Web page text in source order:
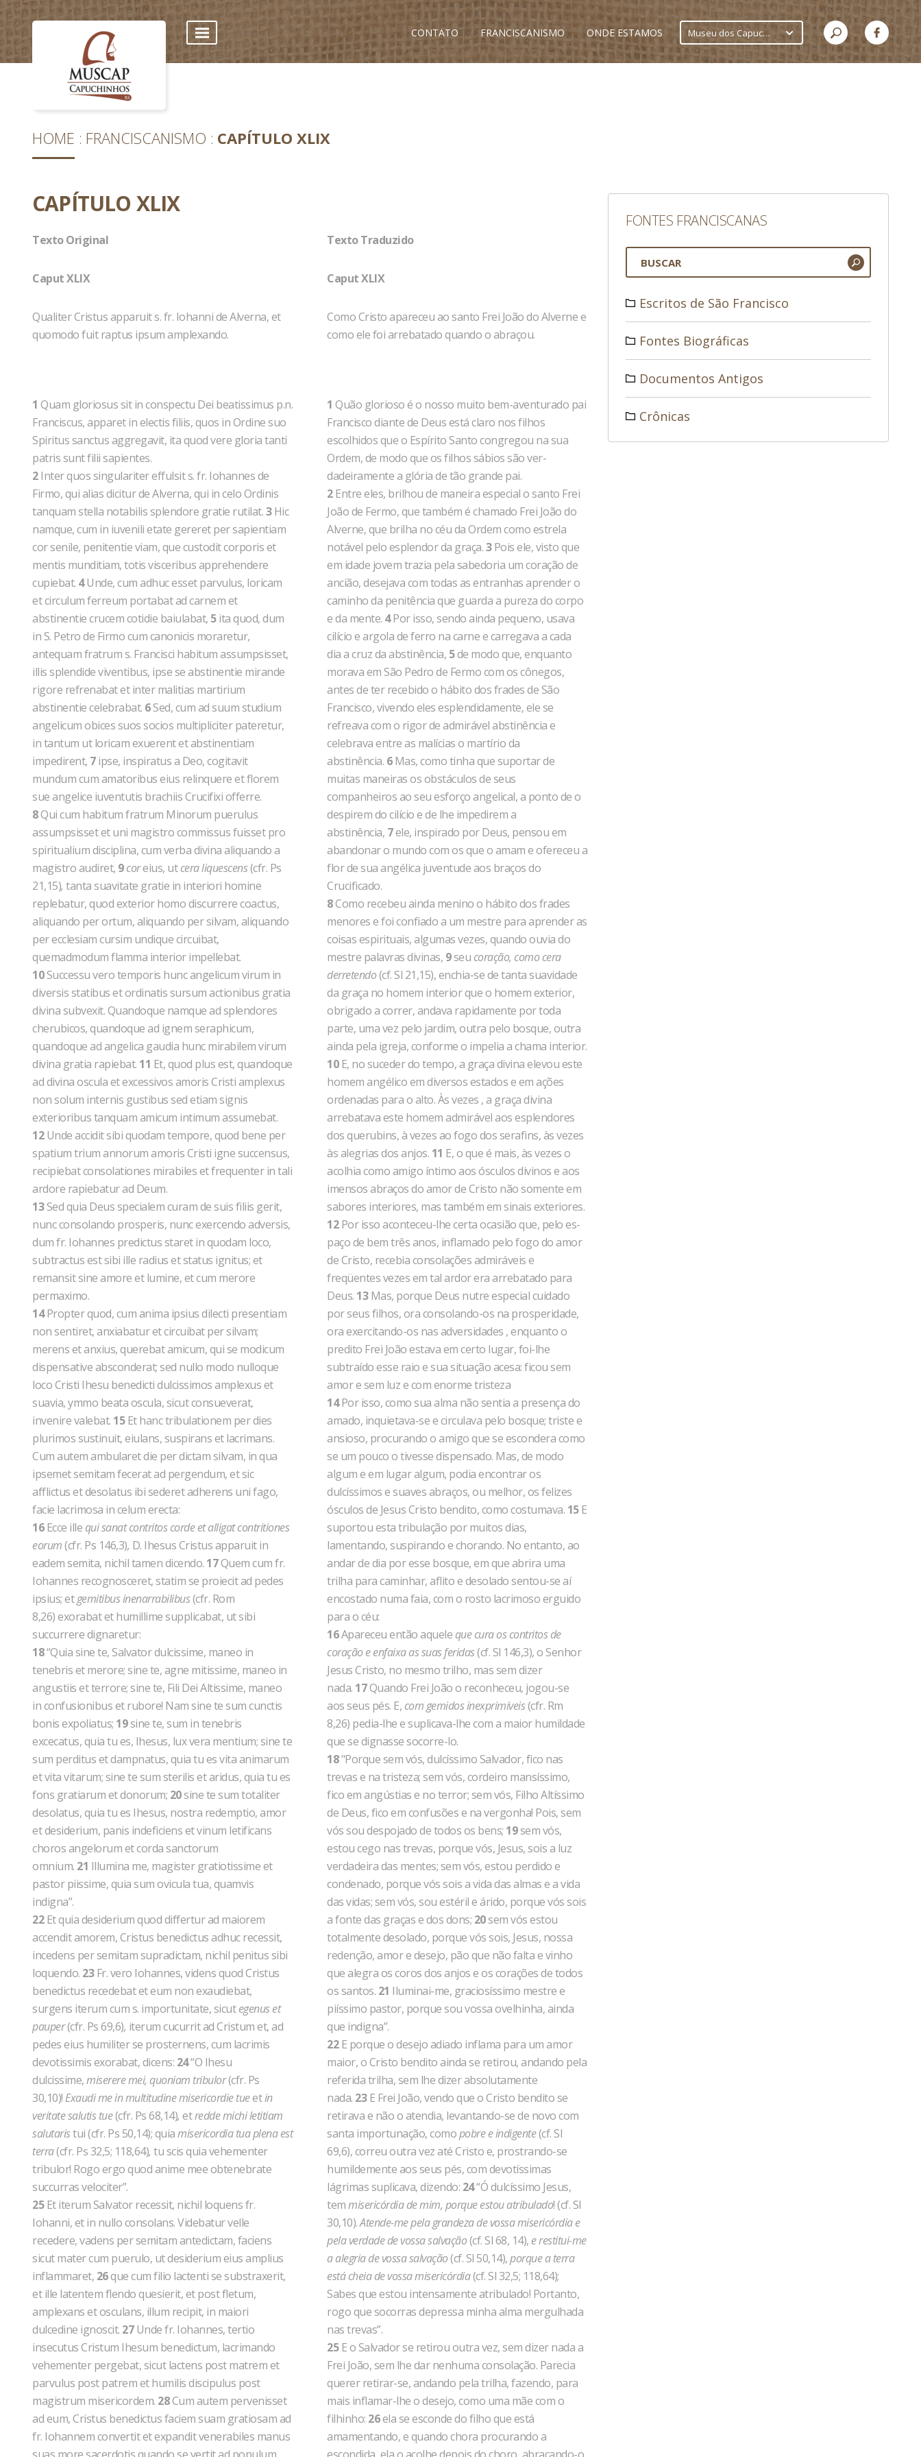
CONTATO FRANCISCANISMO ONDE ESTAMOS Museu dos Capuchinhos
HOME FRANCISCANISMO CAPÍTULO XLIX
CAPÍTULO XLIX
Texto Original
Caput XLIX
Qualiter Cristus apparuit s. fr. Iohanni de Alver­na, et
quomodo fuit raptus ipsum amplexando.
1 Quam gloriosus sit in conspectu Dei beatissimus p.n.
Franciscus, apparet in electis filiis, quos in Ordine suo
Spiritus sanctus aggregavit, ita quod vere gloria tanti
patris sunt filii sapientes.
2Inter quos singulariter effulsit s. fr. Iohannes de
Firmo, qui alias dicitur de Alverna, qui in celo Ordinis
tanquam stella notabilis splendore gratie rutilat.3Hic
namque, cum in iuvenili etate gereret per sapientiam
cor senile, penitentie viam, que custodit corporis et
mentis munditiam, totis visceribus apprehendere
cupiebat. 4Unde, cum adhuc esset parvulus, loricam
et circulum ferreum portabat ad carnem et
abstinentie crucem cotidie baiulabat, 5ita quod, dum
in S. Petro de Firmo cum canonicis moraretur,
antequam fratrum s. Francisci habitum assumpsisset,
illis splendide viventibus, ipse se abstinentie mirande
rigore refrenabat et inter malitias martirium
abstinentie celebrabat. 6Sed, cum ad suum studium
angelicum obices suos socios multipliciter pateretur,
in tantum ut loricam exuerent et abstinentiam
impedirent, 7ipse, inspiratus a Deo, cogitavit
mundum cum amatoribus eius relinquere et florem
sue angelice iuventutis brachiis Crucifixi offerre.
8Qui cum habitum fratrum Minorum puerulus
assumpsisset et uni magistro commissus fuisset pro
spiritualium disciplina, cum verba divina aliquando a
magistro audiret, 9 coreius, utcera liquescens(cfr. Ps
21,15), tanta suavitate gratie in interiori homine
replebatur, quod exterior homo discurrere coactus,
aliquando per ortum, aliquando per silvam, aliquando
per ecclesiam cursim undique circuibat,
quemadmodum flamma interior impellebat.
10Successu vero temporis hunc angelicum virum in
diversis statibus et ordinatis sursum actionibus gratia
divina subvexit. Quandoque namque ad splendores
cherubicos, quandoque ad ignem seraphicum,
quandoque ad angelica gaudia hunc mirabilem virum
divina gratia rapiebat. 11 Et, quod plus est, quandoque
ad divina oscula et excessivos amoris Cristi amplexus
non solum internis gustibus sed etiam signis
exterioribus tanquam amicum intimum assumebat.
12Unde accidit sibi quodam tempore, quod bene per
spatium trium annorum amoris Cristi igne succensus,
recipiebat consolationes mirabiles et frequenter in tali
ardore rapiebatur ad Deum.
13Sed quia Deus specialem curam de suis filiis gerit,
nunc consolando prosperis, nunc exercendo adversis,
dum fr. Iohannes predictus staret in quodam loco,
subtractus est sibi ille radius et status ignitus; et
remansit sine amore et lumine, et cum merore
permaximo.
14Propter quod, cum anima ipsius dilecti presentiam
non sentiret, anxiabatur et circuibat per silvam;
merens et anxius, querebat amicum, qui se modicum
dispensative absconderat; sed nullo modo nulloque
loco Cristi Ihesu benedicti dulcissimos amplexus et
suavia, ymmo beata oscula, sicut consueverat,
invenire valebat. 15Et hanc tribulationem per dies
plurimos sustinuit, eiulans, suspirans et lacrimans.
Cum autem ambularet die per dictam silvam, in qua
ipsemet semitam fecerat ad pergendum, et sic
afflictus et desolatus ibi sederet adherens uni fago,
facie lacrimosa in celum erecta:
16Ecce ille qui sanat contritos corde et alligat contritiones
eorum(cfr. Ps 146,3), D. Ihesus Cristus apparuit in
eadem semita, nichil tamen dicendo. 17Quem cum fr.
Iohannes recognosceret, statim se proiecit ad pedes
ipsius; etgemitibus inenarrabilibus(cfr. Rom
8,26)exorabat et humillime supplicabat, ut sibi
succurrere dignaretur:
18“Quia sine te, Salvator dulcissime, maneo in
tenebris et merore; sine te, agne mitissime, maneo in
angustiis et terrore; sine te, Fili Dei Altissime, maneo
in confusionibus et rubore! Nam sine te sum cunctis
bonis expoliatus; 19sine te, sum in tenebris
excecatus, quia tu es, Ihesus, lux vera mentium; sine te
sum perditus et dampnatus, quia tu es vita animarum
et vita vitarum; sine te sum sterilis et aridus, quia tu es
fons gratiarum et donorum; 20sine te sum totaliter
desolatus, quia tu es Ihesus, nostra redemptio, amor
et desiderium, panis indeficiens et vinum letificans
choros angelorum et corda sanctorum
omnium. 21 Illumina me, magister gratiotissime et
pastor piissime, quia sum ovicula tua, quamvis
indigna”.
22Et quia desiderium quod differtur ad maiorem
accendit amorem, Cristus benedictus adhuc recessit,
incedens per semitam supradictam, nichil penitus sibi
loquendo. 23Fr. vero Iohannes, videns quod Cristus
benedictus recedebat et eum non exaudiebat,
surgens iterum cum s. importunitate, sicutegenus et
pauper(cfr. Ps 69,6), iterum cucurrit ad Cristum et, ad
pedes eius humiliter se prosternens, cum lacrimis
devotissimis exorabat, dicens: 24“O Ihesu
dulcissime,miserere mei, quoniam tribulor(cfr. Ps
30,10)! Exaudi me in multitudine misericordie tueetin
veritate salutis tue(cfr. Ps 68,14), etredde michi letitiam
salutaristui (cfr. Ps 50,14); quiamisericordia tua plena est
terra(cfr. Ps 32,5; 118,64), tu scis quia vehementer
tribulor! Rogo ergo quod anime mee obtenebrate
succurras velociter”.
25Et iterum Salvator recessit, nichil loquens fr.
Iohanni, et in nullo consolans. Videbatur velle
recedere, vadens per semitam antedictam, faciens
sicut mater cum puerulo, ut desiderium eius amplius
inflammaret, 26que cum filio lactenti se substraxerit,
et ille latentem flendo quesierit, et post fletum,
amplexans et osculans, illum recipit, in maiori
dulcedine ignoscit. 27Unde fr. Iohannes, tertio
insecutus Cristum Ihesum benedictum, lacrimando
vehementer pergebat, sicut lactens post matrem et
parvulus post patrem et humilis discipulus post
magistrum misericordem. 28Cum autem pervenisset
ad eum, Cristus benedictus faciem suam gratiosam ad
fr. Iohannem convertit et expandit venerabiles manus
Texto Traduzido
Caput XLIX
Como Cristo apareceu ao santo Frei João do Alver­ne e
como ele foi arrebatado quando o abraçou.
1 Quão glorioso é o nosso muito bem-aventurado pai
Francisco diante de Deus está claro nos filhos
escolhidos que o Espírito Santo congregou na sua
Ordem, de modo que os filhos sábios são ver­
dadeiramente a glória de tão grande pai.
2Entre eles, brilhou de maneira especial o santo Frei
João de Fermo, que também é chamado Frei João do
Alverne, que brilha no céu da Ordem como estrela
notável pelo esplendor da graça.3Pois ele, visto que
em idade jovem trazia pela sabedoria um co­ração de
ancião, desejava com todas as entranhas aprender o
caminho da penitência que guarda a pureza do corpo
e da mente. 4Por isso, sendo ainda pequeno, usava
cilício e argola de ferro na carne e car­regava a cada
dia a cruz da abstinência, 5de modo que, enquanto
morava em São Pedro de Fermo com os cônegos,
antes de ter re­cebido o hábito dos frades de São
Francisco, vivendo eles es­plendidamente, ele se
refreava com o rigor de admirável abstinên­cia e
celebrava entre as malícias o martírio da
abstinência. 6Mas, como tinha que suportar de
muitas maneiras os obstáculos de seus
companheiros ao seu esforço angelical, a ponto de o
des­pirem do cilício e de lhe impedirem a
abstinência, 7ele, inspirado por Deus, pensou em
abandonar o mundo com os que o amam e ofe­receu a
flor de sua angélica juventude aos braços do
Crucificado.
8Como recebeu ainda menino o hábito dos frades
meno­res e foi confiado a um mestre para aprender as
coisas espirituais, algumas vezes, quando ouvia do
mestre palavras divinas, 9seu coração, como cera
derretendo(cf. Sl 21,15), enchia-se de tanta suavidade
da graça no homem interior que o homem exterior,
obrigado a correr, andava rapidamente por toda
parte, uma vez pelo jardim, outra pelo bosque, outra
ainda pela igreja, conforme o impelia a chama interior.
10E, no suceder do tempo, a graça divina elevou este
homem angélico em diversos estados e em ações
ordenadas para o alto. Às vezes , a graça divina
arrebatava este homem admirá­vel aos esplendores
dos querubins, à vezes ao fogo dos serafins, às vezes
às alegrias dos anjos. 11 E, o que é mais, às vezes o
acolhia como amigo íntimo aos ós­culos divinos e aos
imensos abraços do amor de Cristo não so­mente em
sabores interiores, mas também em sinais exteriores.
12Por isso aconteceu-lhe certa ocasião que, pelo es­
paço de bem três anos, inflamado pelo fogo do amor
de Cristo, recebia consolações admiráveis e
freqüentes vezes em tal ardor era arreba­tado para
Deus. 13Mas, porque Deus nutre especial cuidado
por seus filhos, ora consolando-os na prosperidade,
ora exercitando-os nas adversidades , enquanto o
predito Frei João estava em certo lugar, foi-lhe
subtraído esse raio e sua situação acesa: ficou sem
amor e sem luz e com enorme tristeza
14Por isso, como sua alma não sentia a presença do
amado, inquietava-se e circulava pelo bosque; triste e
ansioso, procurando o amigo que se escondera como
se um pouco o tivesse dispensado. Mas, de modo
algum e em lugar algum, podia encontrar os
dulcíssimos e suaves abraços, ou melhor, os felizes
ósculos de Jesus Cristo bendito, como costumava. 15E
suportou esta tribula­ção por muitos dias,
lamentando, suspirando e chorando. No en­tanto, ao
andar de dia por esse bosque, em que abrira uma
trilha para caminhar, aflito e desolado sentou-se aí
encostado numa faia, com o rosto lacrimoso erguido
para o céu:
16Apareceu então aquele que cura os contritos de
coração e enfaixa as suas feridas(cf. Sl 146,3), o Senhor
Jesus Cristo, no mesmo trilho, mas sem dizer
nada. 17Quando Frei João o reconheceu, jogou-se
aos seus pés. E, com gemidos inexprimíveis(cfr. Rm
8,26) pedia-lhe e suplicava-lhe com a maior humildade
que se dignasse socorre-lo.
18"Porque sem vós, dulcíssimo Salvador, fico nas
trevas e na tristeza; sem vós, cordeiro mansíssimo,
fico em angústias e no terror; sem vós, Filho Altíssimo
de Deus, fico em confusões e na vergonha! Pois, sem
vós sou despojado de todos os bens; 19sem vós,
estou cego nas trevas, porque vós, Jesus, sois a luz
verdadeira das mentes; sem vós, estou perdido e
condenado, porque vós sois a vida das almas e a vida
das vidas; sem vós, sou estéril e árido, porque vós sois
a fonte das gra­ças e dos dons; 20sem vós estou
totalmente desolado, porque vós sois, Jesus, nossa
redenção, amor e desejo, pão que não falta e vi­nho
que alegra os coros dos anjos e os corações de todos
os santos. 21 Iluminai-me, graciosíssimo mestre e
piíssimo pastor, porque sou vossa ovelhinha, ainda
que indigna”.
22E porque o desejo adiado inflama para um amor
maior, o Cristo bendito ainda se retirou, andando pela
referida trilha, sem lhe dizer absolutamente
nada. 23E Frei João, vendo que o Cris­to bendito se
retirava e não o atendia, levantando-se de novo com
santa importunação, comopobre e indigente(cf. SI
69,6), correu outra vez até Cristo e, prostrando-se
humildemente aos seus pés, com devotíssimas
lágrimas suplicava, dizendo: 24“Ó dulcís­simo Jesus,
temmisericórdia de mim, porque estou atribulado! (cf. Sl
30,10).Atende-me pela grandeza de vossa misericórdia e
pela verdade de vossa salvação(cf. Sl 68, 14), e restitui-me
a ale­gria de vossa salvação(cf. Sl 50,14),porque a terra
está cheia de vossa misericórdia(cf. Sl 32,5; 118,64);
Sabes que estou intensamente atribulado! Portanto,
rogo que socorras depressa minha alma mergulhada
nas trevas”.
25E o Salvador se retirou outra vez, sem dizer nada a
Frei João, sem lhe dar nenhuma consolação. Parecia
querer retirar-se, andando pela trilha, fazendo, para
mais inflamar-lhe o desejo, como uma mãe com o
filhinho: 26ela se esconde do filho que está
amamentando, e quando chora procurando a
FONTES FRANCISCANAS
Escritos de São Francisco
Fontes Biográficas
Documentos Antigos
Crônicas